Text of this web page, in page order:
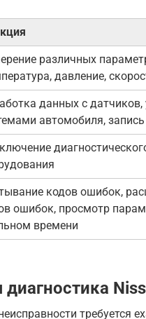
различных
давление,
данных с датчиков,
автомобиля,
кодов ошибок,
ошибок, просмотр
времени
требуется